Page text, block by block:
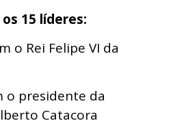
15 líderes:
o Rei Felipe VI da
o presidente da
Catacora